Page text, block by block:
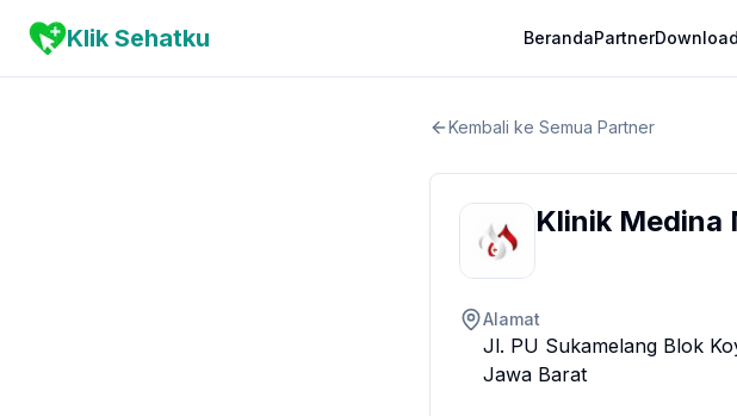
Klik Sehatku BerandaPartnerDownload
Kembali ke Semua Partner
Klinik Medina
Alamat
Jl. PU Sukamelang Blok
Jawa Barat